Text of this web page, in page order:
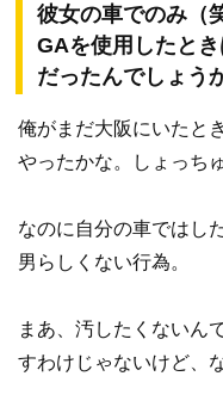
彼女の車でのみ（
GAを使用したと
だったんでしょう
俺がまだ大阪にいたと
やったかな。しょっち
なのに自分の車ではし
男らしくない行為。
まあ、汚したくないん
すわけじゃないけど、